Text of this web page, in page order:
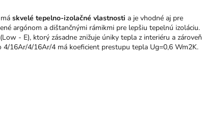
má skvelé tepelno-izolačné vlastnosti a je vhodné aj pre
argónom a dištančnými rámikmi pre lepšiu tepelnú izoláciu.
- E), ktorý zásadne znižuje úniky tepla z interiéru a zároveň
16Ar/4/16Ar/4 má koeficient prestupu tepla Ug=0,6 Wm2K.